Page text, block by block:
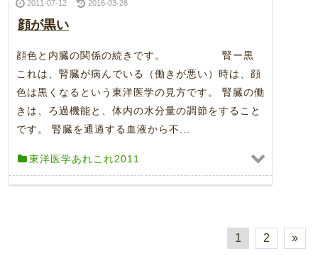
2011-07-12 2016-03-28
顔が黒い
顔色と内臓の関係の続きです。 腎ー黒
これは、腎臓が病んでいる（働きが悪い）時は、顔
色は黒くなるという東洋医学の見方です。 腎臓の働
きは、ろ過機能と、体内の水分量の調節をすること
です。 腎臓を通過する血液から不...
東洋医学あれこれ2011
1 2 »